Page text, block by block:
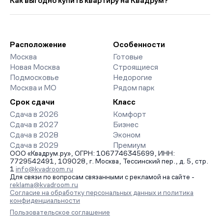
доступны отзывы жильцов о качестве строительства,
интерактивный генплан корпусов, сроки сдачи, особенности
организует просмотр и поможет одобрить ипотеку по
минимальной ставке. Чтобы зафиксировать цену, оставьте
заявку на обратный звонок.
Расположение
Москва
Новая Москва
Подмосковье
Москва и МО
Особенности
Готовые
Строящиеся
Недорогие
Рядом парк
Срок сдачи
Сдача в 2026
Сдача в 2027
Сдача в 2028
Сдача в 2029
Класс
Комфорт
Бизнес
Эконом
Премиум
ООО «Квадрум.ру», ОГРН: 1067746345699, ИНН:
7729542491, 109028, г. Москва, Тессинский пер., д. 5, стр.
1 info@kvadroom.ru
Для связи по вопросам связанными с рекламой на сайте -
reklama@kvadroom.ru
Согласие на обработку персональных данных и политика
конфиденциальности
Пользовательское соглашение